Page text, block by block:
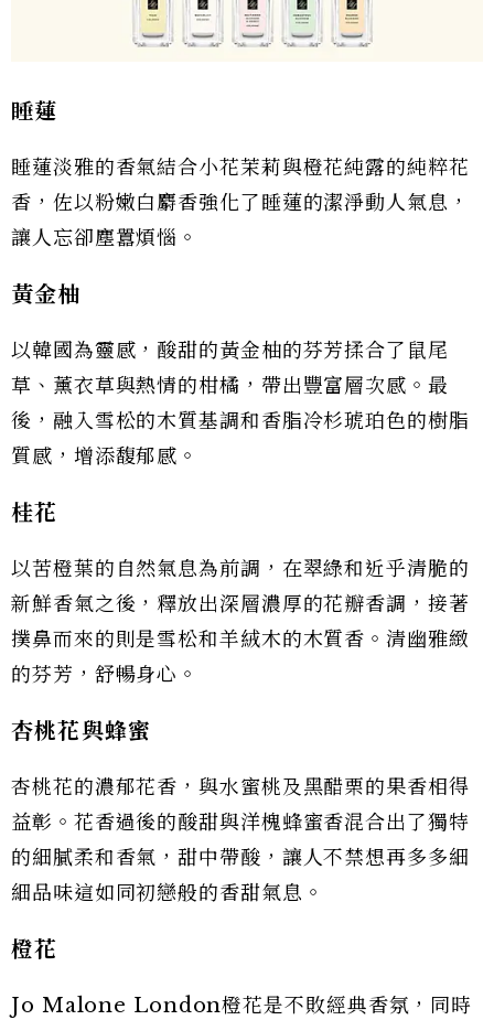
睡蓮
睡蓮淡雅的香氣結合小花茉莉與橙花純露的純粹花
香，佐以粉嫩白麝香強化了睡蓮的潔淨動人氣息，
讓人忘卻塵囂煩惱。
黃金柚
以韓國為靈感，酸甜的黃金柚的芬芳揉合了鼠尾
草、薰衣草與熱情的柑橘，帶出豐富層次感。最
後，融入雪松的木質基調和香脂冷杉琥珀色的樹脂
質感，增添馥郁感。
桂花
以苦橙葉的自然氣息為前調，在翠綠和近乎清脆的
新鮮香氣之後，釋放出深層濃厚的花瓣香調，接著
撲鼻而來的則是雪松和羊絨木的木質香。清幽雅緻
的芬芳，舒暢身心。
杏桃花與蜂蜜
杏桃花的濃郁花香，與水蜜桃及黑醋栗的果香相得
益彰。花香過後的酸甜與洋槐蜂蜜香混合出了獨特
的細膩柔和香氣，甜中帶酸，讓人不禁想再多多細
細品味這如同初戀般的香甜氣息。
橙花
Jo Malone London橙花是不敗經典香氛，同時